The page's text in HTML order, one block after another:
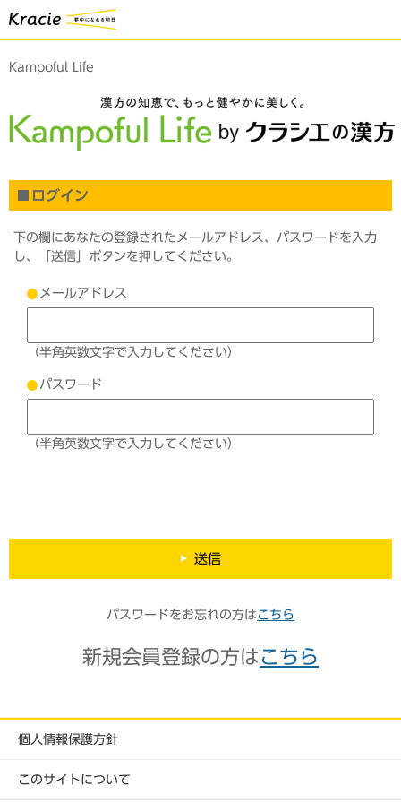
Kampoful Life
ログイン
下の欄にあなたの登録されたメールアドレス、パスワードを入力
し、「送信」ボタンを押してください。
メールアドレス
（半角英数文字で入力してください）
パスワード
（半角英数文字で入力してください）
送信
パスワードをお忘れの方は こちら
新規会員登録の方は こちら
個人情報保護方針
このサイトについて